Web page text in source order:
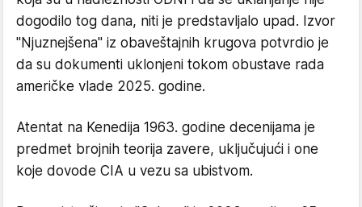
dogodilo tog dana, niti je predstavljalo upad. Izvor
"Njuznejšena" iz obaveštajnih krugova potvrdio je
da su dokumenti uklonjeni tokom obustave rada
američke vlade 2025. godine.
Atentat na Kenedija 1963. godine decenijama je
predmet brojnih teorija zavere, uključujući i one
koje dovode CIA u vezu sa ubistvom.